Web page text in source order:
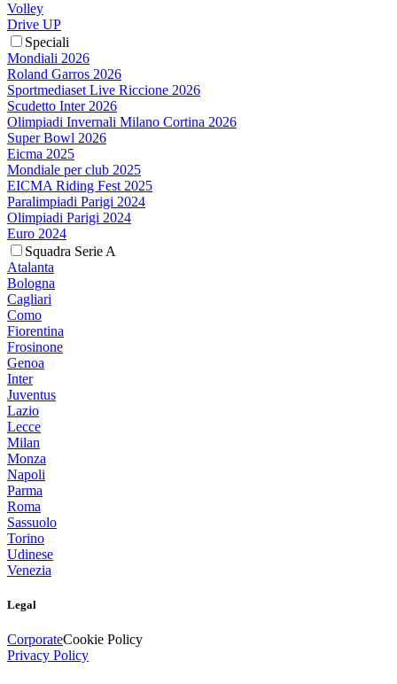
Volley
Drive UP
Speciali
Mondiali 2026
Roland Garros 2026
Sportmediaset Live Riccione 2026
Scudetto Inter 2026
Olimpiadi Invernali Milano Cortina 2026
Super Bowl 2026
Eicma 2025
Mondiale per club 2025
EICMA Riding Fest 2025
Paralimpiadi Parigi 2024
Olimpiadi Parigi 2024
Euro 2024
Squadra Serie A
Atalanta
Bologna
Cagliari
Como
Fiorentina
Frosinone
Genoa
Inter
Juventus
Lazio
Lecce
Milan
Monza
Napoli
Parma
Roma
Sassuolo
Torino
Udinese
Venezia
Legal
CorporateCookie Policy
Privacy Policy